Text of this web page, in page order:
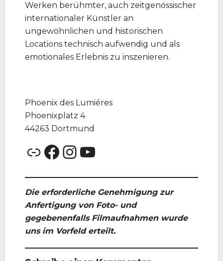
Werken berühmter, auch zeitgenössischer
internationaler Künstler an
ungewöhnlichen und historischen
Locations technisch aufwendig und als
emotionales Erlebnis zu inszenieren.
Phoenix des Lumiéres
Phoenixplatz 4
44263 Dortmund
Link Facebook InstagramYouTube
Die erforderliche Genehmigung zur
Anfertigung von Foto- und
gegebenenfalls Filmaufnahmen wurde
uns im Vorfeld erteilt.